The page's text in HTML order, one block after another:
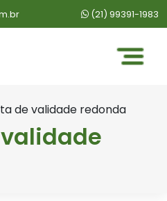
WhatsApp:
(21) 99391-1983
de validade redonda